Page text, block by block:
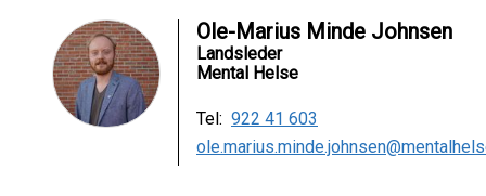
Ole-Marius Minde Johnsen
Landsleder
Mental Helse
Tel: 922 41 603